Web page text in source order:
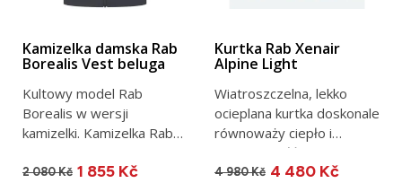
Kamizelka damska Rab
Borealis Vest beluga
Kultowy model Rab
Borealis w wersji
kamizelki. Kamizelka Rab
kurtka o tej...
2 080 Kč 1 855 Kč
Kurtka Rab Xenair
Alpine Light
Wiatroszczelna, lekko
ocieplana kurtka doskonale
równoważy ciepło i
oddychalność. Rab Xenair...
4 980 Kč 4 480 Kč